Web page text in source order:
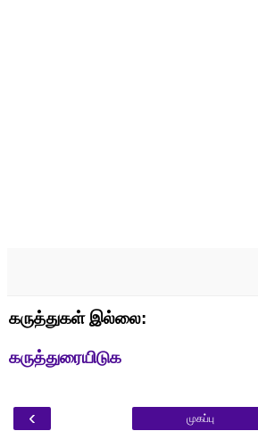
கருத்துகள் இல்லை:
கருத்துரையிடுக
‹ முகப்பு